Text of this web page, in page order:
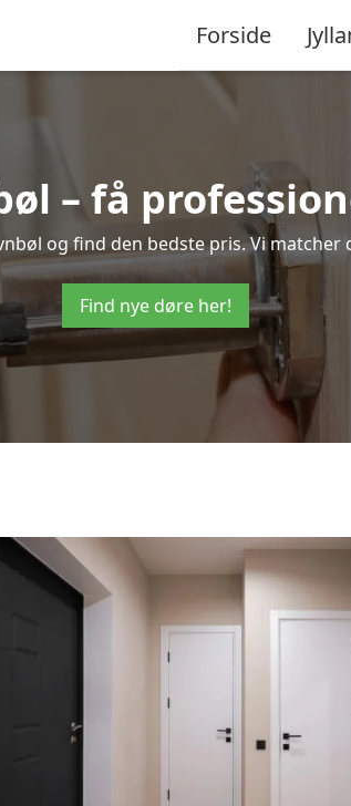
Forside
– få
og find den bedste pris. Vi
Find nye døre her!